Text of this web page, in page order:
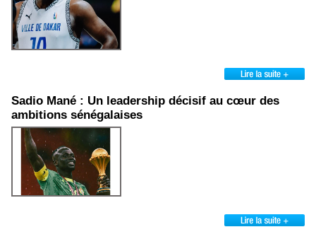
Sadio Mané : Un leadership décisif au cœur des
ambitions sénégalaises